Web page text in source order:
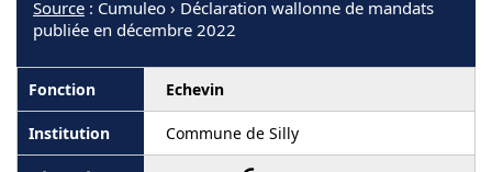
Source : Cumuleo › Déclaration wallonne de mandats
publiée en décembre 2022
Echevin
Commune de Silly